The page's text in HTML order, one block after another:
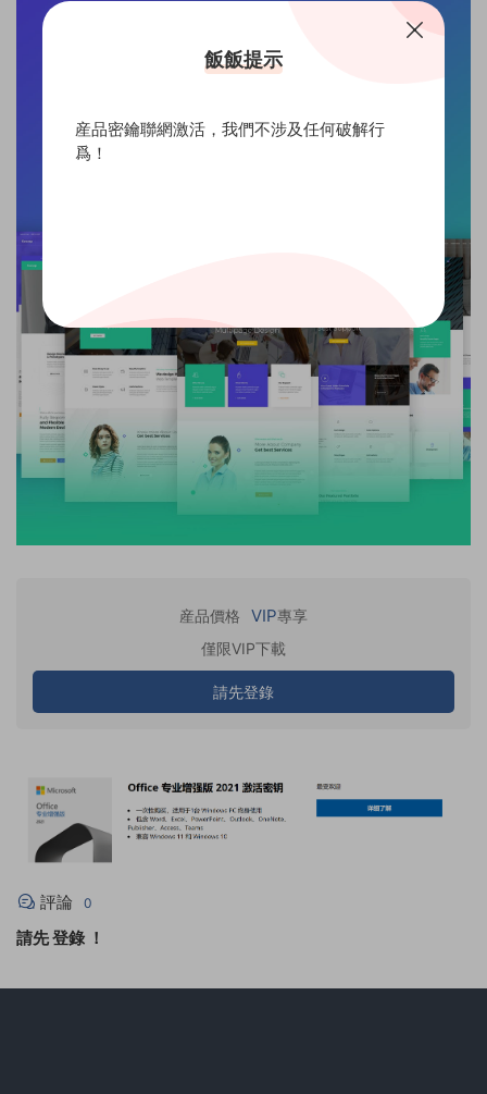
産品價格 VIP專享
僅限VIP下載
請先登錄
評論 0
請先登錄 ！
飯飯提示
産品密鑰聯網激活，我們不涉及任何破解行
爲！